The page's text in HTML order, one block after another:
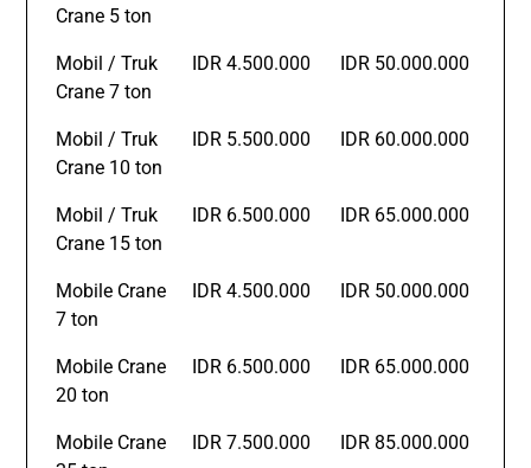
Crane 5 ton
Mobil / Truk
Crane 7 ton
IDR 4.500.000 IDR 50.000.000
Mobil / Truk
Crane 10 ton
IDR 5.500.000 IDR 60.000.000
Mobil / Truk
Crane 15 ton
IDR 6.500.000 IDR 65.000.000
Mobile Crane
7 ton
IDR 4.500.000 IDR 50.000.000
Mobile Crane
20 ton
IDR 6.500.000 IDR 65.000.000
Mobile Crane
IDR 7.500.000 IDR 85.000.000